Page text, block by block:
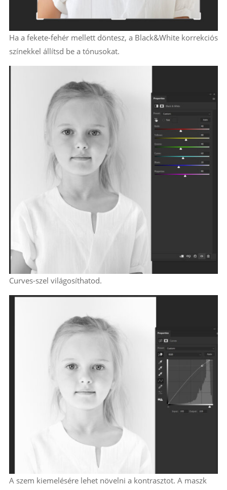
Ha a fekete-fehér mellett döntesz, a Black&White korrekciós
színekkel állítsd be a tónusokat.
Curves-szel világosíthatod.
A szem kiemelésére lehet növelni a kontrasztot. A maszk